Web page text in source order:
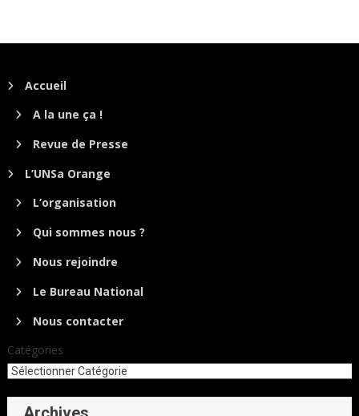
Accueil
A la une ça !
Revue de Presse
L’UNSa Orange
L’organisation
Qui sommes nous ?
Nous rejoindre
Le Bureau National
Nous contacter
Catégories